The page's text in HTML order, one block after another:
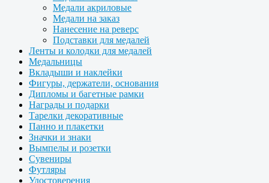
Медали акриловые
Медали на заказ
Нанесение на реверс
Подставки для медалей
Ленты и колодки для медалей
Медальницы
Вкладыши и наклейки
Фигуры, держатели, основания
Дипломы и багетные рамки
Награды и подарки
Тарелки декоративные
Панно и плакетки
Значки и знаки
Вымпелы и розетки
Сувениры
Футляры
Удостоверения